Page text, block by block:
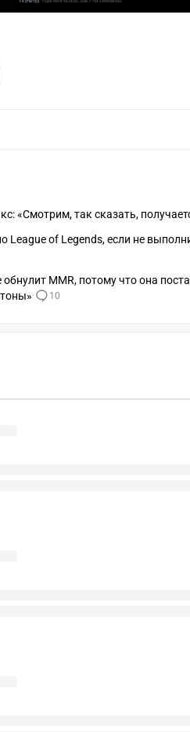
«Смотрим, так сказать,
League of Legends, если не
MMR, потому что она
10